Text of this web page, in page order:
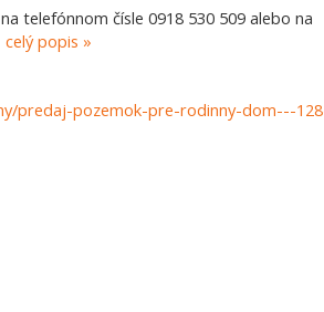
telefónnom čísle 0918 530 509 alebo na
celý popis